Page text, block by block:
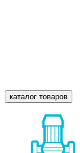
каталог товаров